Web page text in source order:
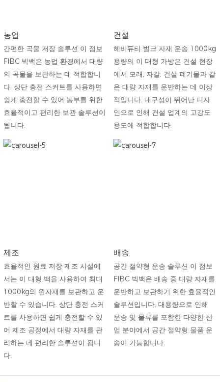
농업
간편한 곡물 저장 솔루션 이 점보
FIBC 빅백은 농업 환경에서 대량
의 곡물을 보관하는 데 적합합니
다. 상단 충전 스커트를 사용하면
쉽게 충전할 수 있어 농부를 위한
효율적이고 편리한 보관 솔루션이
됩니다.
건설
헤비듀티 벌크 자재 운송 1000kg
용량의 이 대형 가방은 건설 현장
에서 모래, 자갈, 건설 폐기물과 같
은 대량 자재를 ​​운반하는 데 이상
적입니다. 내구성이 뛰어난 디자
인으로 인해 건설 업계의 고강도
용도에 적합합니다.
제조
효율적인 원료 저장 제조 시설에
서는 이 대형 백을 사용하여 최대
1000kg의 원자재를 보관하고 운
반할 수 있습니다. 상단 충전 스커
트를 사용하면 쉽게 충전할 수 있
어 제조 공정에서 대량 자재를 ​​관
리하는 데 편리한 솔루션이 됩니
다.
배송
공간 절약형 운송 솔루션 이 점보
FIBC 빅백은 배송 중 대량 자재를
​​운반하고 보관하기 위한 효율적인
솔루션입니다. 대용량으로 인해
운송 및 물류를 포함한 다양한 산
업 분야에서 공간 절약형 물품 운
송이 가능합니다.